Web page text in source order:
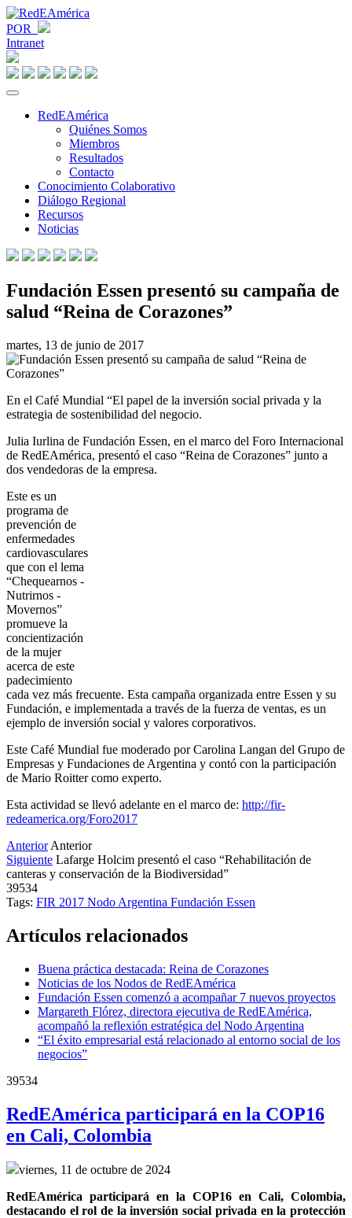
POR
Intranet
RedEAmérica
Quiénes Somos
Miembros
Resultados
Contacto
Conocimiento Colaborativo
Diálogo Regional
Recursos
Noticias
Fundación Essen presentó su campaña de
salud “Reina de Corazones”
martes, 13 de junio de 2017
En el Café Mundial “El papel de la inversión social privada y la
estrategia de sostenibilidad del negocio.
Julia Iurlina de Fundación Essen, en el marco del Foro Internacional
de RedEAmérica, presentó el caso “Reina de Corazones” junto a
dos vendedoras de la empresa.
Este es un
programa de
prevención de
enfermedades
cardiovasculares
que con el lema
“Chequearnos -
Nutrirnos -
Movernos”
promueve la
concientización
de la mujer
acerca de este
padecimiento
cada vez más frecuente. Esta campaña organizada entre Essen y su
Fundación, e implementada a través de la fuerza de ventas, es un
ejemplo de inversión social y valores corporativos.
Este Café Mundial fue moderado por Carolina Langan del Grupo de
Empresas y Fundaciones de Argentina y contó con la participación
de Mario Roitter como experto.
Esta actividad se llevó adelante en el marco de: http://fir-
redeamerica.org/Foro2017
Anterior Anterior
Siguiente Lafarge Holcim presentó el caso “Rehabilitación de
canteras y conservación de la Biodiversidad”
39534
Tags: FIR 2017 Nodo Argentina Fundación Essen
Artículos relacionados
Buena práctica destacada: Reina de Corazones
Noticias de los Nodos de RedEAmérica
Fundación Essen comenzó a acompañar 7 nuevos proyectos
Margareth Flórez, directora ejecutiva de RedEAmérica,
acompañó la reflexión estratégica del Nodo Argentina
“El éxito empresarial está relacionado al entorno social de los
negocios”
39534
RedEAmérica participará en la COP16
en Cali, Colombia
viernes, 11 de octubre de 2024
RedEAmérica participará en la COP16 en Cali, Colombia,
destacando el rol de la inversión social privada en la protección